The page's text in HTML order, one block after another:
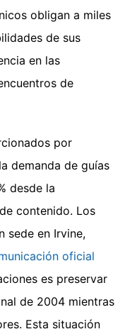
obligan a miles
de sus
en las
de
por
demanda de guías
desde la
contenido. Los
sede en Irvine,
oficial
es preservar
de 2004 mientras
Esta situación